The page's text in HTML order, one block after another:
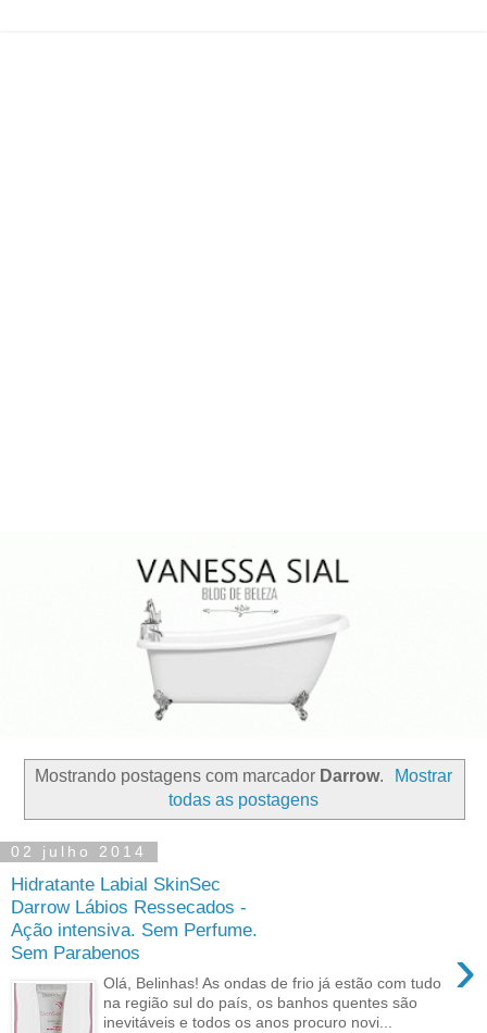
Mostrando postagens com marcador Darrow.
Mostrar
todas as postagens
02 julho 2014
Hidratante Labial SkinSec
Darrow Lábios Ressecados -
Ação intensiva. Sem Perfume.
Sem Parabenos
›
Olá, Belinhas! As ondas de frio já estão com tudo
na região sul do país, os banhos quentes são
inevitáveis e todos os anos procuro novi...